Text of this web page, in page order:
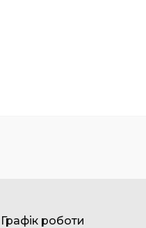
Графік роботи